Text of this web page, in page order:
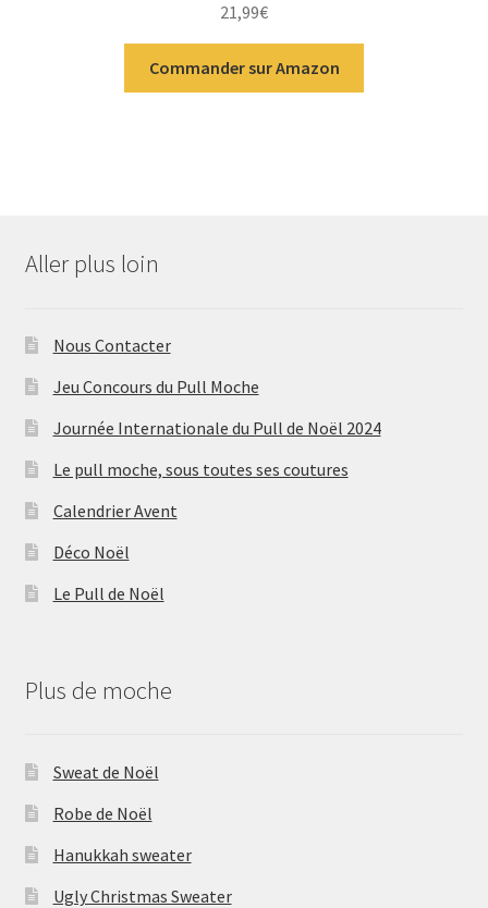
5
21,99€
Commander sur Amazon
Aller plus loin
Nous Contacter
Jeu Concours du Pull Moche
Journée Internationale du Pull de Noël 2024
Le pull moche, sous toutes ses coutures
Calendrier Avent
Déco Noël
Le Pull de Noël
Plus de moche
Sweat de Noël
Robe de Noël
Hanukkah sweater
Ugly Christmas Sweater